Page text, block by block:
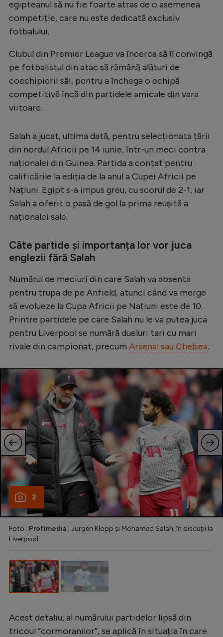
egipteanul să nu fie foarte atras de o asemenea
competiție, care nu este dedicată exclusiv
fotbalului.
Clubul din Premier League va încerca să îl convingă
pe fotbalistul din atac să rămână alături de
coechipierii săi, pentru a închega o echipă
competitivă încă din partidele amicale din vara
viitoare.
Salah a jucat, ultima dată, pentru selecționata țării
din nordul Africii pe 14 iunie, într-un meci contra
naționalei din Guinea. Partida a contat pentru
calificările la ediția de la anul a Cupei Africii pe
Națiuni. Egipt s-a impus greu, cu scorul de 2-1, iar
Salah a oferit o pasă de gol la prima reușită a
naționalei sale.
Câte partide și importanța lor vor juca
englezii fără Salah
Numărul de meciuri din care Salah va absenta
pentru trupa de pe Anfield, atunci când va merge
să evolueze la Cupa Africii pe Națiuni este de 10.
Printre partidele pe care Salah nu le va putea juca
pentru Liverpool se numără dueluri tari cu mari
rivale din campionat, precum Arsenal sau Chelsea.
2
Foto : Profimedia | Jurgen Klopp și Mohamed Salah, în discuții la
Liverpool
Acest detaliu, al numărului partidelor lipsă din
tricoul ”cormoranilor”, se aplică în situația în care